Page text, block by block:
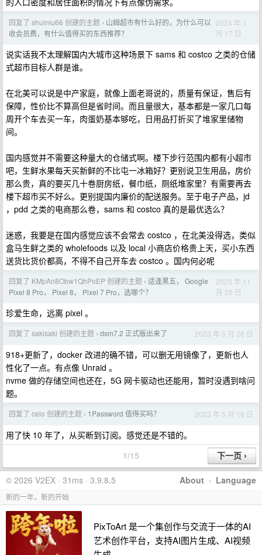
回复了 shuiniu66 创建的主题 › 山姆超市有什么好的，为什么可以
收会员费，有什么值得买的东西推荐？
2024 年 1
月 17 日
说实话我不太理解国内大城市这种场景下 sams 和 costco 之类的仓储
式超市目标人群是谁。
在北美可以说是中产家庭，就像上面老哥说的，质量有保证，售后有
保障，性价比不算高但是省时间。而且量很大，基本都是一家几口每
周开个车去买一车，肉蛋奶基本够吃，日用品打折买了堆家里储物
间。
国内感觉并不需要这种量大的仓储式啊。楼下步行范围内都有小超市
吧，生鲜水果每天买新鲜的不比屯一冰箱好？更别说卫生用品，房价
那么贵，真的要买几十卷厨房纸，餐巾纸，厕纸堆家里？有需要再去
楼下超市买不好么。更别提国内廉价的配送服务。至于电子产品，jd
，pdd 之类的电商那么卷，sams 和 costco 真的是最优选么？
迷惑，我要是在国内感觉应该不会常去 costco ，在北美没得选，类似
盒马生鲜之类的 wholefoods 以及 local 小商店价格贵上天，买小东西
送货比货价都高，不得不自己开车去 costco 。国内何必呢
回复了 KMpAn8Obw1QhPoEP 创建的主题 › 适逢黑五， Google
Pixel 8 Pro， Pixel 8， Pixel 7 Pro，选哪个？
2023 年 11
月 25 日
珍爱生命，远离 pixel 。
回复了 sakisaki 创建的主题 › dsm7.2 正式版出来了 2023 年 5 月 26 日
918+更新了，docker 改进的确不错，可以删无用镜像了，更新也人
性化了一点。有点像 Unraid 。
nvme 做的存储空间也还在，5G 网卡驱动也还能用，暂时没遇到啥问
题。
回复了 celo 创建的主题 › 1Password 值得买吗？ 2023 年 5 月 18 日
用了快 10 年了，从买断到订阅。感觉还是不错的。
1/15
About · Language
© 2026 V2EX · 31ms · 3.9.8.5
新的一年，新的开始
PixToArt 是一个集创作与交流于一体的AI
艺术创作平台，支持AI图片生成、AI视频